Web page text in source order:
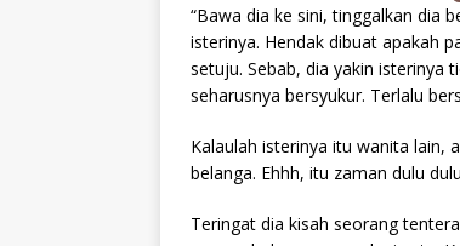
“Bawa dia ke sini, tinggalkan dia
isterinya. Hendak dibuat apakah
setuju. Sebab, dia yakin isterinya
seharusnya bersyukur. Terlalu
Kalaulah isterinya itu wanita lain,
belanga. Ehhh, itu zaman dulu
Teringat dia kisah seorang